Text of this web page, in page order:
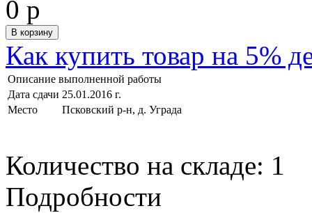
0 р
Как купить товар на 5%
Описание выполненной работы
Дата сдачи 25.01.2016 г.
Место
Псковский р-н, д. Уграда
Количество на складе: 1
Подробности